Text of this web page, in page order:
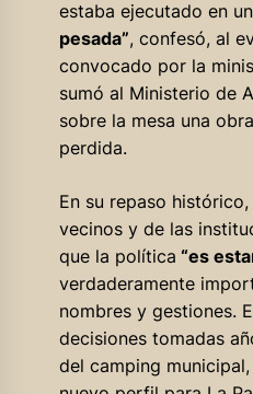
estaba ejecutado en
pesada”, confesó, al
convocado por la
sumó al Ministerio de
sobre la mesa una
perdida.
En su repaso
vecinos y de las
que la política “es
verdaderamente
nombres y gestiones.
decisiones tomadas
del camping